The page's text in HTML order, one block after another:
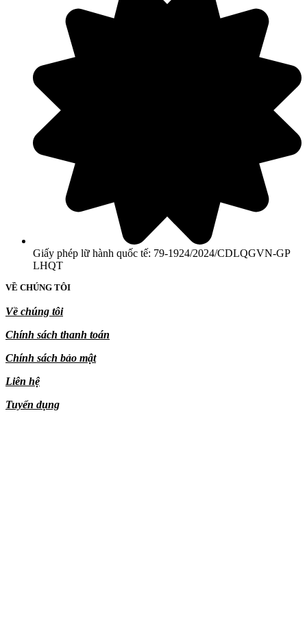
Giấy phép lữ hành quốc tế: 79-1924/2024/CDLQGVN-GP
LHQT
VỀ CHÚNG TÔI
Về chúng tôi
Chính sách thanh toán
Chính sách bảo mật
Liên hệ
Tuyển dụng